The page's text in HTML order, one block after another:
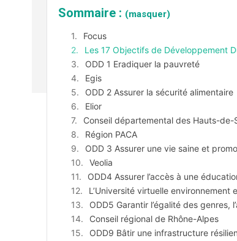
Sommaire : (masquer)
Focus
Les 17 Objectifs de Développement
ODD 1 Eradiquer la pauvreté
Egis
ODD 2 Assurer la sécurité alimentaire
Elior
Conseil départemental des Hauts-de-
Région PACA
ODD 3 Assurer une vie saine et
Veolia
ODD4 Assurer l’accès à une
L’Université virtuelle
ODD5 Garantir l’égalité des genres,
Conseil régional de Rhône-Alpes
ODD9 Bâtir une infrastructure